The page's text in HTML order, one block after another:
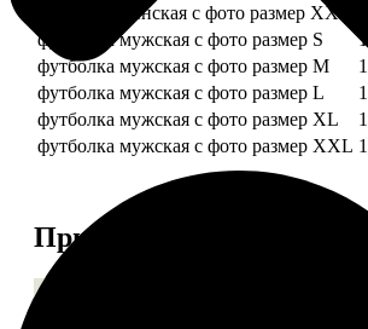
футболка женская с фото размер XXL
футболка мужская с фото размер S
футболка мужская с фото размер M
футболка мужская с фото размер L
футболка мужская с фото размер XL
футболка мужская с фото размер XXL
Примеры работ